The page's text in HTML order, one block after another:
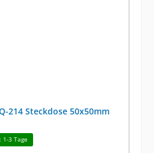
214 Steckdose 50x50mm
3 Tage